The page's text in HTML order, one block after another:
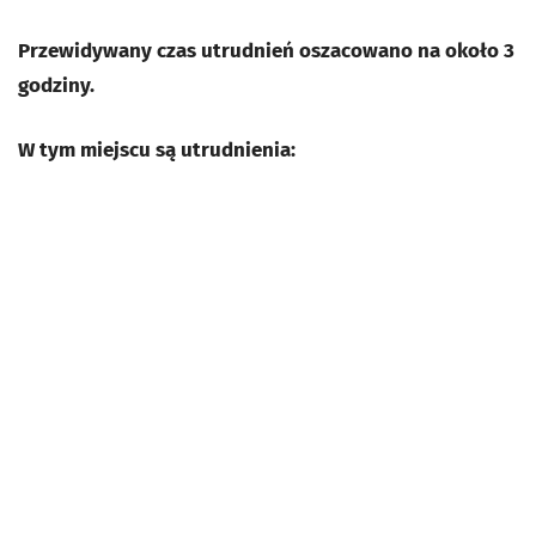
Przewidywany czas utrudnień oszacowano na około 3
godziny.
W tym miejscu są utrudnienia: